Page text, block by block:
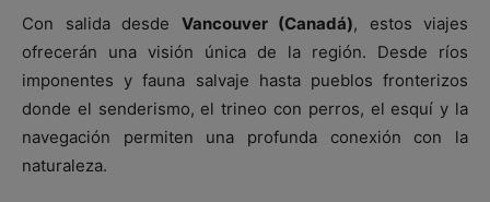
Con salida desde Vancouver (Canadá), estos viajes
ofrecerán una visión única de la región. Desde ríos
imponentes y fauna salvaje hasta pueblos fronterizos
donde el senderismo, el trineo con perros, el esquí y la
navegación permiten una profunda conexión con la
naturaleza.